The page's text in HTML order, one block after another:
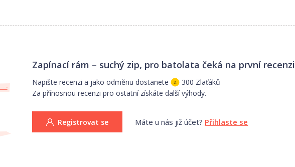
Zapínací rám – suchý zip, pro batolata čeká na první recenzi
Napište recenzi a jako odměnu dostanete
300 Zlaťáků
Za přínosnou recenzi pro ostatní získáte další výhody.
Registrovat se Máte u nás již účet? Přihlaste se